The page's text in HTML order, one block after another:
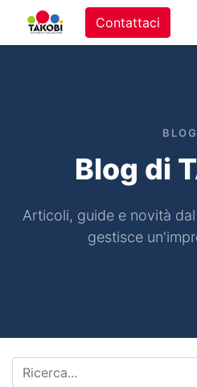
Contattaci
BLOG
Blog di
Articoli, guide e novità
gestisce